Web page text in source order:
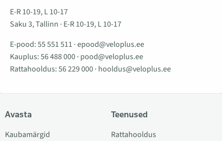
E-R 10-19, L 10-17
Saku 3, Tallinn · E-R 10-19, L 10-17
E-pood:55 551 511 ·epood@veloplus.ee
Kauplus:56 488 000· pood@veloplus.ee
Rattahooldus:56 229 000· hooldus@veloplus.ee
Avasta
Kaubamärgid
Teenused
Rattahooldus